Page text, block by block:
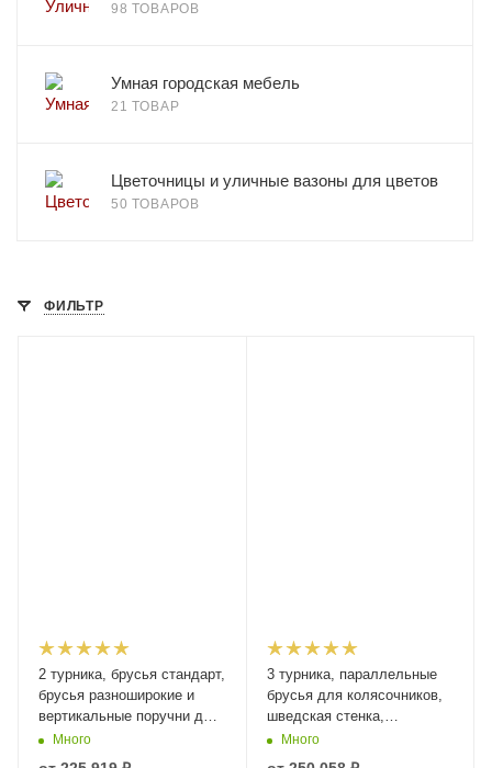
98 ТОВАРОВ
Умная городская мебель
21 ТОВАР
Цветочницы и уличные вазоны для цветов
50 ТОВАРОВ
ФИЛЬТР
2 турника, брусья стандарт,
брусья разноширокие и
вертикальные поручни для
ОВ «Исполин»
Много
3 турника, параллельные
брусья для колясочников,
шведская стенка,
перекладина для
отжиманий и вертикальные
Много